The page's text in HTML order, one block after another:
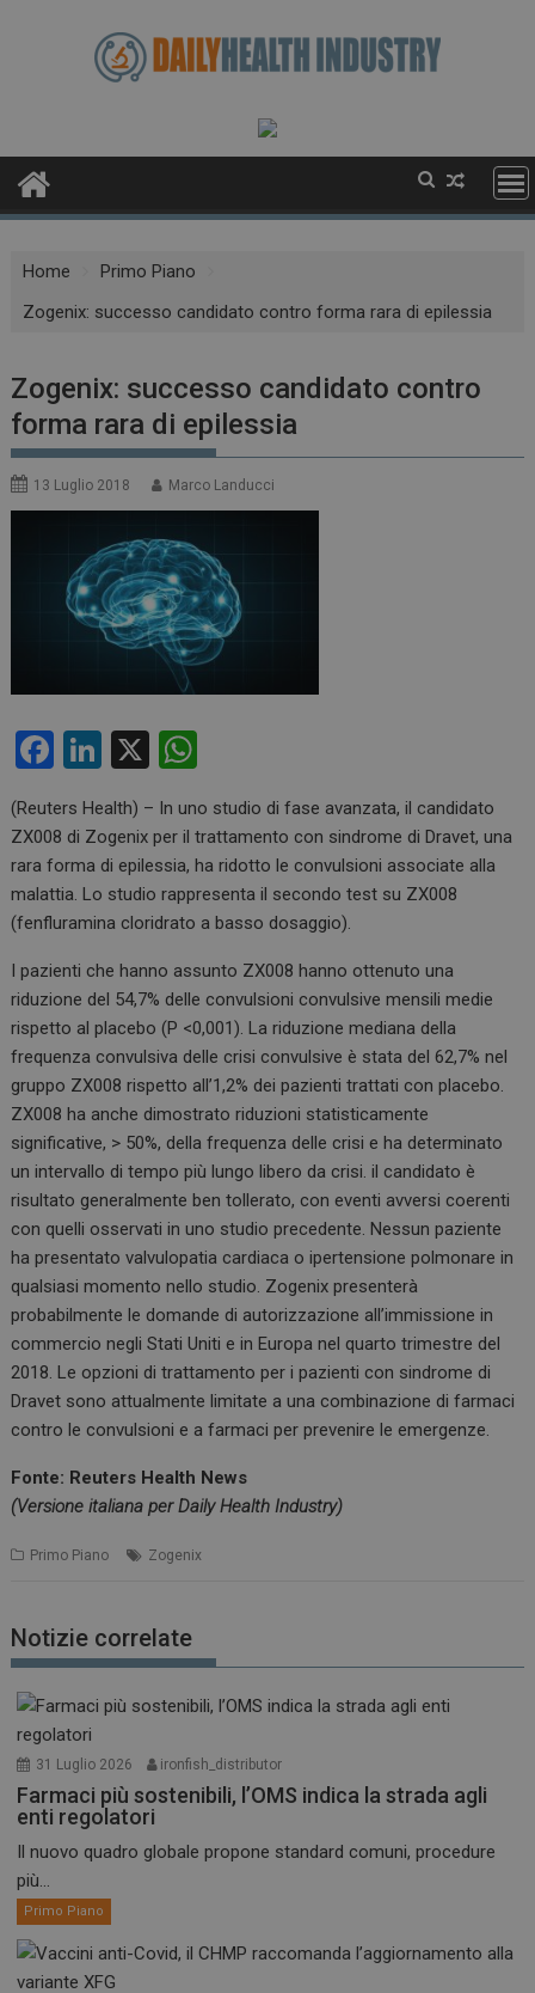
Home
Primo Piano
Zogenix: successo candidato contro forma rara di epilessia
Zogenix: successo candidato contro
forma rara di epilessia
13 Luglio 2018 Marco Landucci
F
ce
b
o
o
k
Li
ke
dI
n
X
at
s
A
p
p
(Reuters Health) – In uno studio di fase avanzata, il candidato
ZX008 di Zogenix per il trattamento con sindrome di Dravet, una
rara forma di epilessia, ha ridotto le convulsioni associate alla
malattia. Lo studio rappresenta il secondo test su ZX008
(fenfluramina cloridrato a basso dosaggio).
I pazienti che hanno assunto ZX008 hanno ottenuto una
riduzione del 54,7% delle convulsioni convulsive mensili medie
rispetto al placebo (P <0,001). La riduzione mediana della
frequenza convulsiva delle crisi convulsive è stata del 62,7% nel
gruppo ZX008 rispetto all’1,2% dei pazienti trattati con placebo.
ZX008 ha anche dimostrato riduzioni statisticamente
significative, > 50%, della frequenza delle crisi e ha determinato
un intervallo di tempo più lungo libero da crisi. il candidato è
risultato generalmente ben tollerato, con eventi avversi coerenti
con quelli osservati in uno studio precedente. Nessun paziente
ha presentato valvulopatia cardiaca o ipertensione polmonare in
qualsiasi momento nello studio. Zogenix presenterà
probabilmente le domande di autorizzazione all’immissione in
commercio negli Stati Uniti e in Europa nel quarto trimestre del
2018. Le opzioni di trattamento per i pazienti con sindrome di
Dravet sono attualmente limitate a una combinazione di farmaci
contro le convulsioni e a farmaci per prevenire le emergenze.
Fonte: Reuters Health News
(Versione italiana per Daily Health Industry)
Primo Piano Zogenix
Notizie correlate
31 Luglio 2026 ironfish_distributor
Farmaci più sostenibili, l’OMS indica la strada agli
enti regolatori
Il nuovo quadro globale propone standard comuni, procedure
più...
Primo Piano